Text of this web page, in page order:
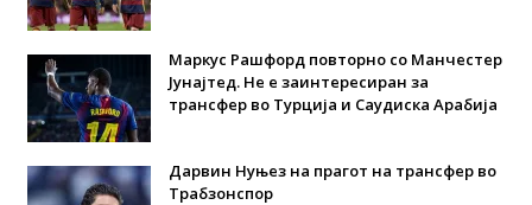
Маркус Рашфорд повторно со Манчестер
Јунајтед. Не е заинтересиран за
трансфер во Турција и Саудиска Арабија
Дарвин Нуњез на прагот на трансфер во
Трабзонспор